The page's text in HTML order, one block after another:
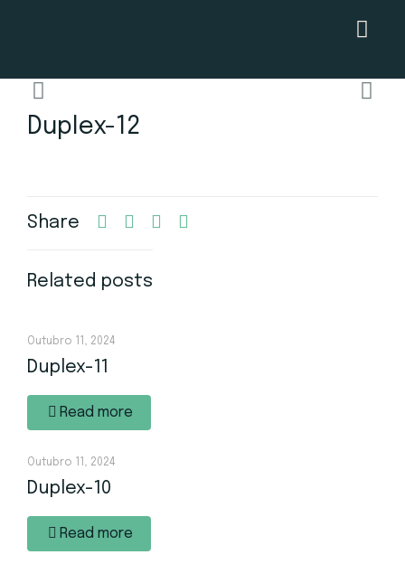
Duplex-12
Share
Related posts
Outubro 11, 2024
Duplex-11
Read more
Outubro 11, 2024
Duplex-10
Read more